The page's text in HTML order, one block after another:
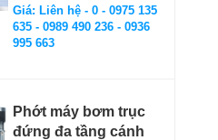
Giá: Liên hệ - 0 - 0975 135
635 - 0989 490 236 - 0936
995 663
Phớt máy bơm trục
đứng đa tầng cánh